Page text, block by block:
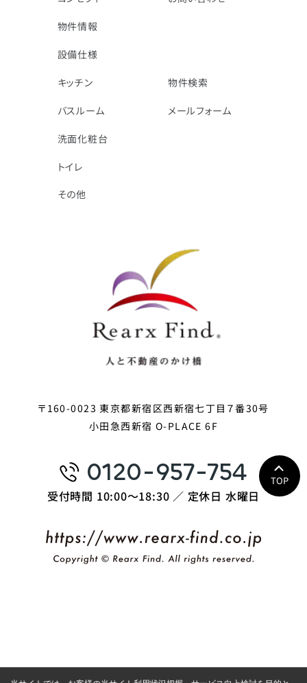
TOP
物件情報
設備仕様
キッチン
バスルーム
洗面化粧台
トイレ
その他
物件検索
メールフォーム
〒160-0023 東京都新宿区西新宿七丁目７番30号
小田急西新宿 O-PLACE 6F
0120-957-754
受付時間 10:00〜18:30 ／ 定休日 水曜日